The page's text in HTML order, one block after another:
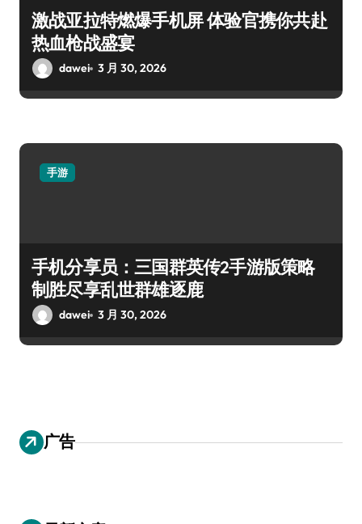
激战亚拉特燃爆手机屏 体验官携你共赴
热血枪战盛宴
dawei 3 月 30, 2026
手游
手机分享员：三国群英传2手游版策略
制胜尽享乱世群雄逐鹿
dawei 3 月 30, 2026
广告